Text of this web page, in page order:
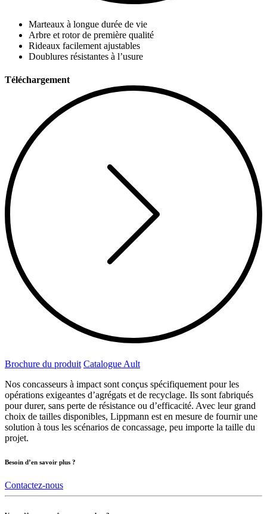
Marteaux à longue durée de vie
Arbre et rotor de première qualité
Rideaux facilement ajustables
Doublures résistantes à l’usure
Téléchargement
Brochure du produit Catalogue Ault
Nos concasseurs à impact sont conçus spécifiquement pour les
opérations exigeantes d’agrégats et de recyclage. Ils sont fabriqués
pour durer, sans perte de résistance ou d’efficacité. Avec leur grand
choix de tailles disponibles, Lippmann est en mesure de fournir une
solution à tous les scénarios de concassage, peu importe la taille du
projet.
Besoin d’en savoir plus ?
Contactez-nous